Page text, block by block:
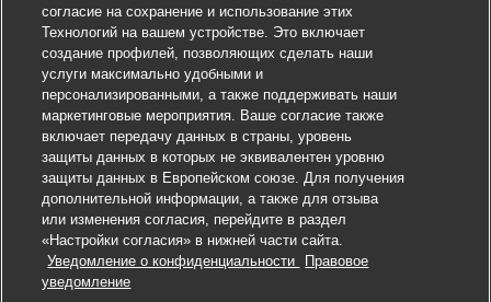
Откликнуться на вакансию
согласие на сохранение и использование этих
Технологий на вашем устройстве. Это включает
создание профилей, позволяющих сделать наши
услуги максимально удобными и
персонализированными, а также поддерживать наши
маркетинговые мероприятия. Ваше согласие также
включает передачу данных в страны, уровень
защиты данных в которых не эквивалентен уровню
защиты данных в Европейском союзе. Для получения
дополнительной информации, а также для отзыва
или изменения согласия, перейдите в раздел
«Настройки согласия» в нижней части сайта.
Уведомление о конфиденциальности
Правовое
уведомление